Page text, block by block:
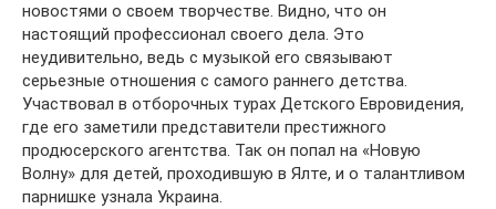
новостями о своем творчестве. Видно, что он
настоящий профессионал своего дела. Это
неудивительно, ведь с музыкой его связывают
серьезные отношения с самого раннего детства.
Участвовал в отборочных турах Детского Евровидения,
где его заметили представители престижного
продюсерского агентства. Так он попал на «Новую
Волну» для детей, проходившую в Ялте, и о талантливом
парнишке узнала Украина.